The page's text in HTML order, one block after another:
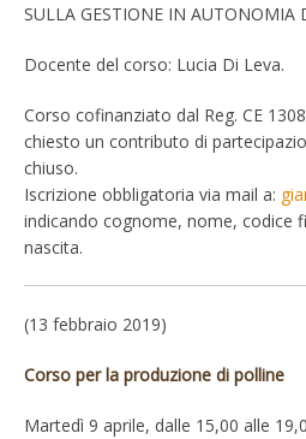
SULLA GESTIONE IN AUTONOMIA
Docente del corso: Lucia Di Leva.
Corso cofinanziato dal Reg. CE
chiesto un contributo di
chiuso.
Iscrizione obbligatoria via mail a:
indicando cognome, nome, codice
nascita.
(13 febbraio 2019)
Corso per la produzione di polline
Martedì 9 aprile, dalle 15,00 alle